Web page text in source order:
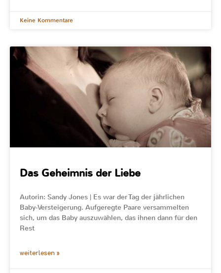
Keine Kommentare
Das Geheimnis der Liebe
Autorin: Sandy Jones | Es war der Tag der jährlichen
Baby-Versteigerung. Aufgeregte Paare versammelten
sich, um das Baby auszuwählen, das ihnen dann für den
Rest
weiterlesen »